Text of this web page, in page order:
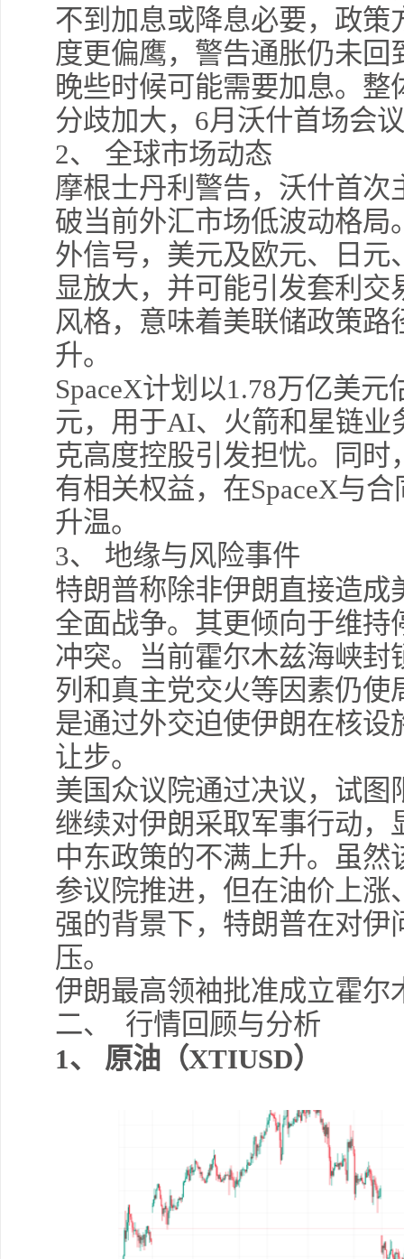
不到加息或降息必要，政
度更偏鹰，警告通胀仍未回
晚些时候可能需要加息。
分歧加大，6月沃什首场会
2、 全球市场动态
摩根士丹利警告，沃什首
破当前外汇市场低波动格
外信号，美元及欧元、日
显放大，并可能引发套利
风格，意味着美联储政策
升。
SpaceX计划以1.78万亿美
元，用于AI、火箭和星链
克高度控股引发担忧。同
有相关权益，在SpaceX与
升温。
3、 地缘与风险事件
特朗普称除非伊朗直接造
全面战争。其更倾向于维
冲突。当前霍尔木兹海峡
列和真主党交火等因素仍
是通过外交迫使伊朗在核
让步。
美国众议院通过决议，试
继续对伊朗采取军事行动
中东政策的不满上升。虽
参议院推进，但在油价上
强的背景下，特朗普在对
压。
伊朗最高领袖批准成立霍尔
二、 行情回顾与分析
1、 原油（XTIUSD）